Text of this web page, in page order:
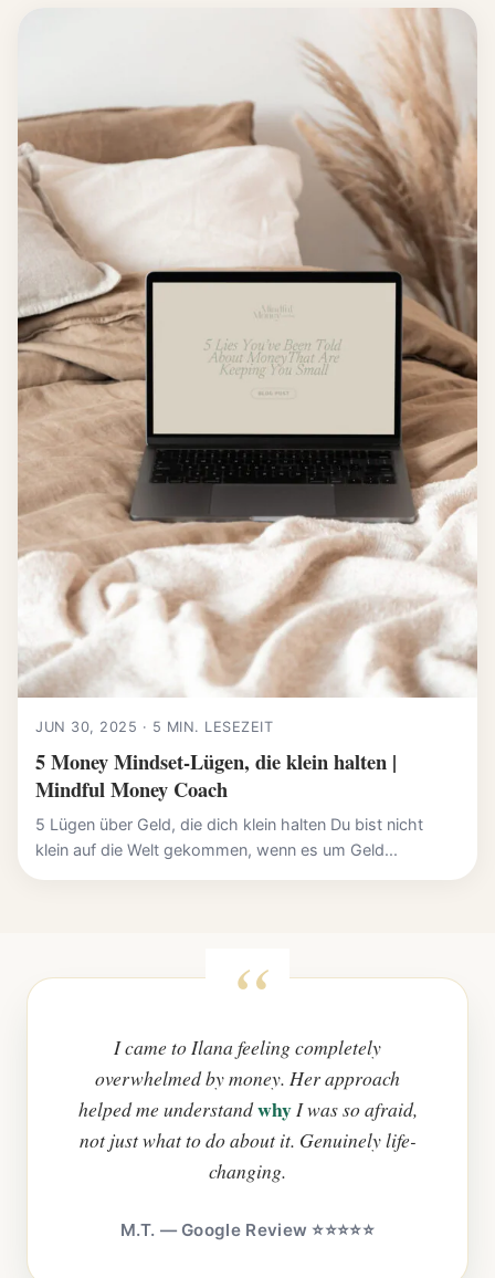
JUN 30, 2025 · 5 MIN. LESEZEIT
5 Money Mindset-Lügen, die klein halten |
Mindful Money Coach
5 Lügen über Geld, die dich klein halten Du bist nicht
klein auf die Welt gekommen, wenn es um Geld...
I came to Ilana feeling completely
overwhelmed by money. Her approach
helped me understandwhyI was so afraid,
not just what to do about it. Genuinely life-
changing.
M.T. — Google Review ⭐⭐⭐⭐⭐